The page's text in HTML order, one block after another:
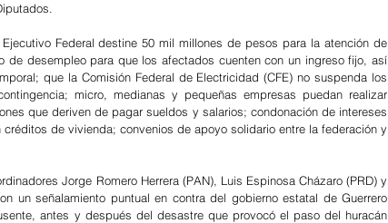
Federal destine 50 mil millones de pesos para la atención de
de desempleo para que los afectados cuenten con un ingreso fijo, así
que la Comisión Federal de Electricidad (CFE) no suspenda los
micro, medianas y pequeñas empresas puedan realizar
que deriven de pagar sueldos y salarios; condonación de intereses
de vivienda; convenios de apoyo solidario entre la federación y
Jorge Romero Herrera (PAN), Luis Espinosa Cházaro (PRD) y
un señalamiento puntual en contra del gobierno estatal de Guerrero
antes y después del desastre que provocó el paso del huracán